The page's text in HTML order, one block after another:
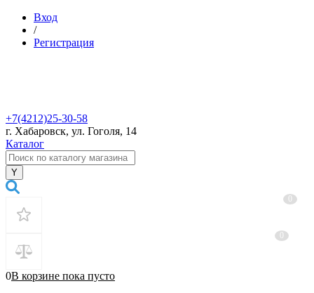
Вход
/
Регистрация
+7(4212)25-30-58
г. Хабаровск, ул. Гоголя, 14
Каталог
0В корзине пока пусто